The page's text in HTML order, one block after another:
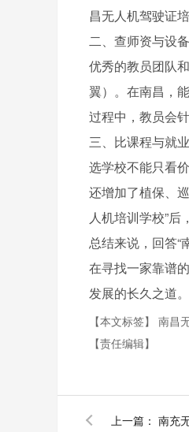
昌无人机驾驶证
二、查师资与设备
优秀的教员团队
翼）。在南昌，
过程中，教员会
三、比课程与就
选学校不能只看
还增加了植保、
人机培训学校”后
总结来说，回答“
在寻找一家靠谱
发展的长久之道。
【本文标签】 南昌
【责任编辑】
上一篇：